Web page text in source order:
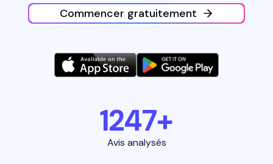
Commencer gratuitement
1247+
Avis analysés